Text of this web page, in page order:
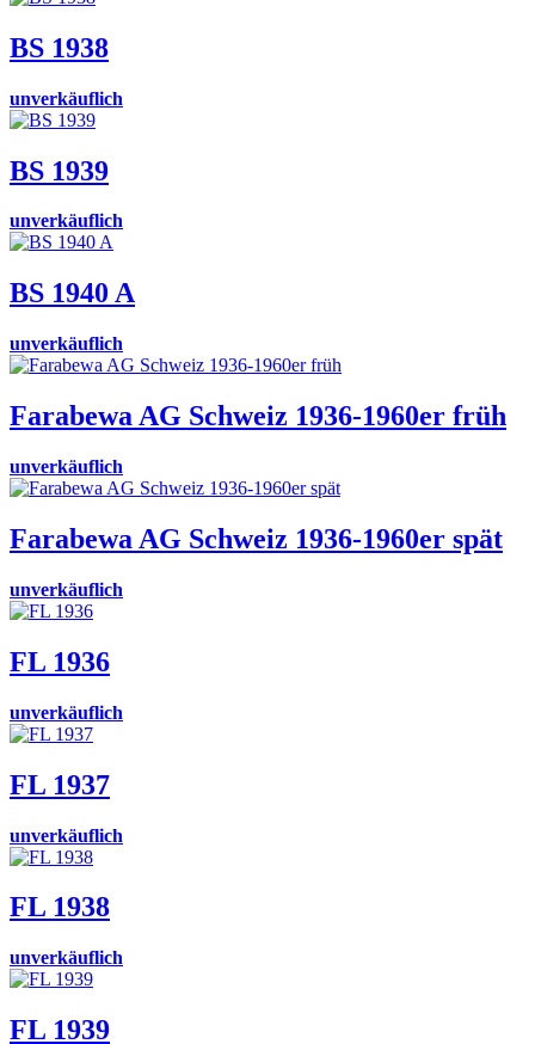
BS 1938
unverkäuflich
BS 1939
unverkäuflich
BS 1940 A
unverkäuflich
Farabewa AG Schweiz 1936-1960er früh
unverkäuflich
Farabewa AG Schweiz 1936-1960er spät
unverkäuflich
FL 1936
unverkäuflich
FL 1937
unverkäuflich
FL 1938
unverkäuflich
FL 1939